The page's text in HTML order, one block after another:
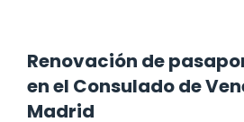
Renovación de
en el Consulado de
Madrid